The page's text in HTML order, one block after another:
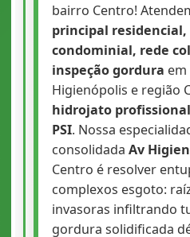
bairro Centro!
principal
condominial, rede
inspeção gordura
Higienópolis e região
hidrojato
PSI. Nossa
consolidada Av
Centro é resolver
complexos esgoto:
invasoras infiltrando
gordura solidificada